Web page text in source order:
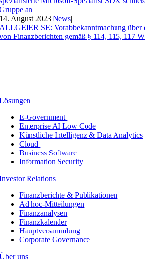
Gruppe an
14. August 2023|News|
ALLGEIER SE: Vorabbekanntmachung über
von Finanzberichten gemäß § 114, 115, 117
Lösungen
E-Government
Enterprise AI Low Code
Künstliche Intelligenz & Data Analytics
Cloud
Business Software
Information Security
Investor Relations
Finanzberichte & Publikationen
Ad hoc-Mitteilungen
Finanzanalysen
Finanzkalender
Hauptversammlung
Corporate Governance
Über uns